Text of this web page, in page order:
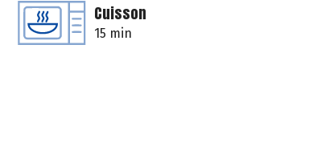
Cuisson
15 min